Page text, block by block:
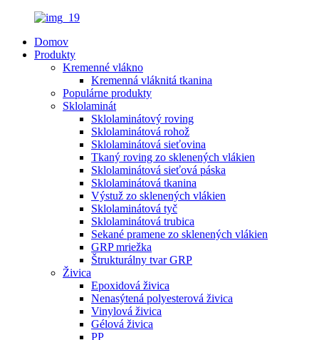
Domov
Produkty
Kremenné vlákno
Kremenná vláknitá tkanina
Populárne produkty
Sklolaminát
Sklolaminátový roving
Sklolaminátová rohož
Sklolaminátová sieťovina
Tkaný roving zo sklenených vlákien
Sklolaminátová sieťová páska
Sklolaminátová tkanina
Výstuž zo sklenených vlákien
Sklolaminátová tyč
Sklolaminátová trubica
Sekané pramene zo sklenených vlákien
GRP mriežka
Štrukturálny tvar GRP
Živica
Epoxidová živica
Nenasýtená polyesterová živica
Vinylová živica
Gélová živica
PP